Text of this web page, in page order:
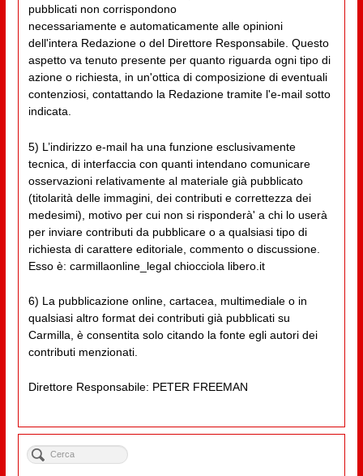
pubblicati non corrispondono
necessariamente e automaticamente alle opinioni
dell'intera Redazione o del Direttore Responsabile. Questo
aspetto va tenuto presente per quanto riguarda ogni tipo di
azione o richiesta, in un'ottica di composizione di eventuali
contenziosi, contattando la Redazione tramite l'e-mail sotto
indicata.
5) L’indirizzo e-mail ha una funzione esclusivamente
tecnica, di interfaccia con quanti intendano comunicare
osservazioni relativamente al materiale già pubblicato
(titolarità delle immagini, dei contributi e correttezza dei
medesimi), motivo per cui non si risponderà' a chi lo userà
per inviare contributi da pubblicare o a qualsiasi tipo di
richiesta di carattere editoriale, commento o discussione.
Esso è: carmillaonline_legal chiocciola libero.it
6) La pubblicazione online, cartacea, multimediale o in
qualsiasi altro format dei contributi già pubblicati su
Carmilla, è consentita solo citando la fonte egli autori dei
contributi menzionati.
Direttore Responsabile: PETER FREEMAN